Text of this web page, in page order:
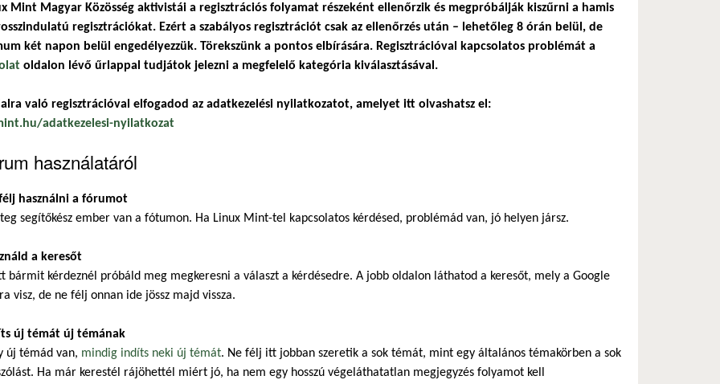
Mint Magyar Közösség aktivistái a regisztrációs folyamat részeként ellenőrzik és megpróbálják kiszűrni a hamis
regisztrációkat. Ezért a szabályos regisztrációt csak az ellenőrzés után – lehetőleg 8 órán belül, de
két napon belül engedélyezzük. Törekszünk a pontos elbírására. Regisztrációval kapcsolatos problémát a
oldalon lévő űrlappal tudjátok jelezni a megfelelő kategória kiválasztásával.
való regisztrációval elfogadod az adatkezelési nyilatkozatot, amelyet itt olvashatsz el:
adatkezelesi-nyilatkozat
használatáról
használni a fórumot
segítőkész ember van a fótumon. Ha Linux Mint-tel kapcsolatos kérdésed, problémád van, jó helyen jársz.
a keresőt
bármit kérdeznél próbáld meg megkeresni a választ a kérdésedre. A jobb oldalon láthatod a keresőt, mely a Google
visz, de ne félj onnan ide jössz majd vissza.
új témát új témának
új témád van, mindig indíts neki új témát. Ne félj itt jobban szeretik a sok témát, mint egy általános témakörben a sok
Ha már kerestél rájöhettél miért jó, ha nem egy hosszú végeláthatatlan megjegyzés folyamot kell